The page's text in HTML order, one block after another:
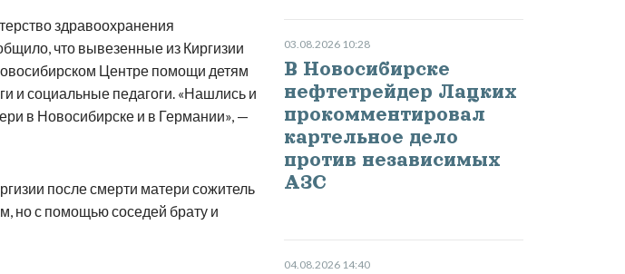
здравоохранения
что вывезенные из Киргизии
Центре помощи детям
и социальные педагоги. «Нашлись и
в Новосибирске и в Германии», —
после смерти матери сожитель
но с помощью соседей брату и
03.08.2026 10:28
В Новосибирске
нефтетрейдер Лацких
прокомментировал
картельное дело
против независимых
АЗС
04.08.2026 14:40